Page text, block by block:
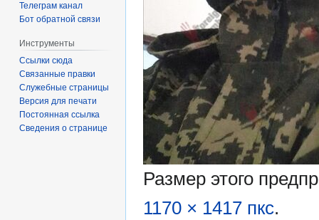
Размер этого
1170 × 1417 пкс.
Телеграм канал
Бот обратной связи
Инструменты
Ссылки сюда
Связанные правки
Служебные страницы
Версия для печати
Постоянная ссылка
Сведения о странице